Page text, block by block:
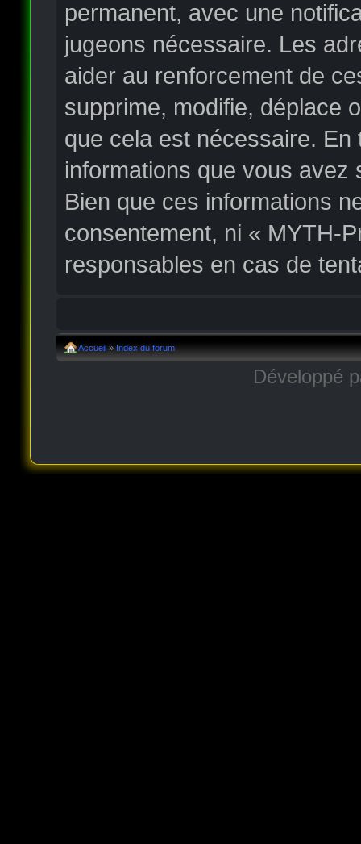
permanent, avec une
jugeons nécessaire. Les
aider au renforcement de
supprime, modifie, déplace
que cela est nécessaire.
informations que vous
Bien que ces informations
consentement, ni « MYTH-
responsables en cas de
Accueil » Index du forum
Développé